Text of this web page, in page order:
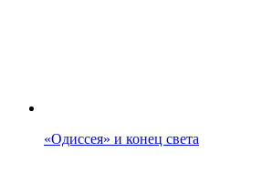
«Одиссея» и конец света